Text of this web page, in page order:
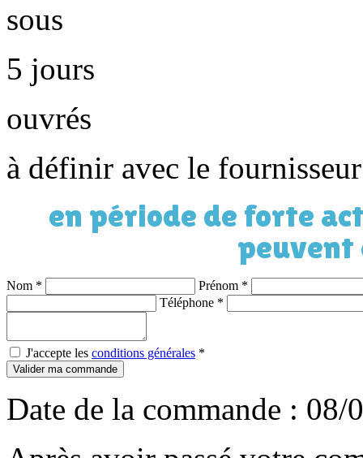
sous
5 jours
ouvrés
à définir avec le
en période de forte
peuvent
Nom * Prénom *
Téléphone *
J'accepte les conditions générales *
Valider ma commande
Date de la commande : 08/